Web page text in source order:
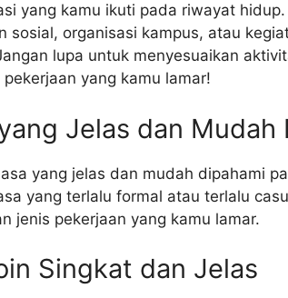
yang kamu ikuti pada riwayat
sosial, organisasi kampus, atau
lupa untuk menyesuaikan
yang kamu lamar!
Jelas dan Mudah
yang jelas dan mudah dipahami
yang terlalu formal atau terlalu
jenis pekerjaan yang kamu lamar.
Singkat dan Jelas